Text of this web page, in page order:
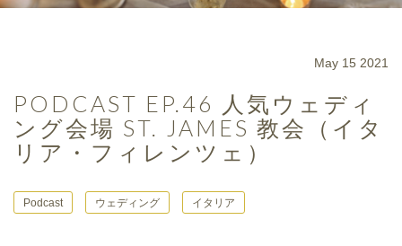
May 15 2021
PODCAST EP.46 人気ウェディ
ング会場 ST. JAMES 教会（イタ
リア・フィレンツェ）
Podcast ウェディング イタリア